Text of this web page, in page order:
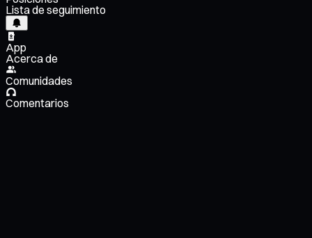
Lista de seguimiento
App
Acerca de
Comunidades
Comentarios